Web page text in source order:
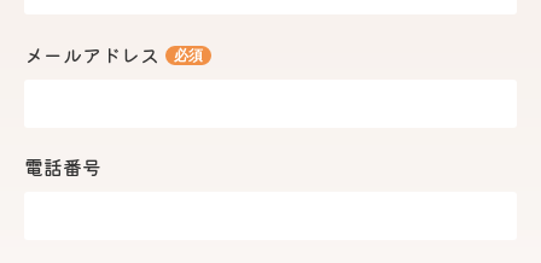
メールアドレス 必須
電話番号